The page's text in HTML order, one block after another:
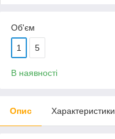
Об'єм
1 5
В наявності
Опис Характеристики